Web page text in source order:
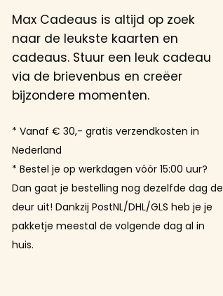
Max Cadeaus is altijd op zoek
naar de leukste kaarten en
cadeaus. Stuur een leuk cadeau
via de brievenbus en creëer
bijzondere momenten.
* Vanaf € 30,- gratis verzendkosten in
Nederland
* Bestel je op werkdagen vóór 15:00 uur?
Dan gaat je bestelling nog dezelfde dag de
deur uit! Dankzij PostNL/DHL/GLS heb je je
pakketje meestal de volgende dag al in
huis.